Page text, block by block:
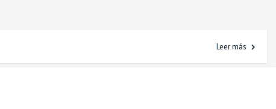
Leer más